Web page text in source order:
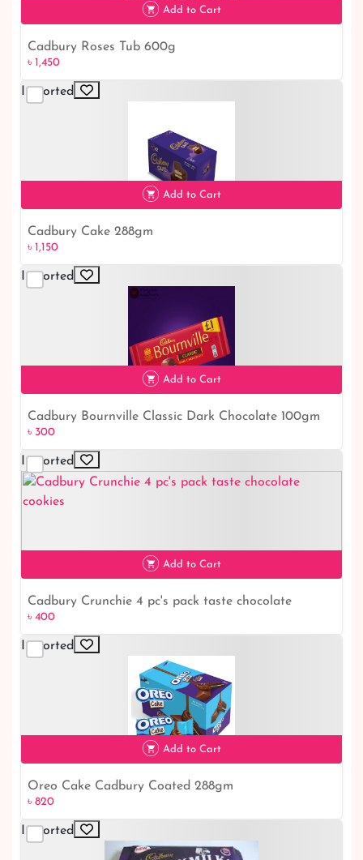
৳ 1,450
Add to Cart
Cadbury Roses Tub 600g
৳ 1,450
Imported
৳ 1,150
Add to Cart
Cadbury Cake 288gm
৳ 1,150
Imported
৳ 300
Add to Cart
Cadbury Bournville Classic Dark Chocolate 100gm
৳ 300
Imported
৳ 400
Add to Cart
Cadbury Crunchie 4 pc's pack taste chocolate
cookies
৳ 400
Imported
৳ 820
Add to Cart
Oreo Cake Cadbury Coated 288gm
৳ 820
Imported